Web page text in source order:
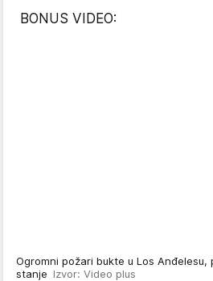
BONUS VIDEO:
Ogromni požari bukte u Los
stanje Izvor: Video plus